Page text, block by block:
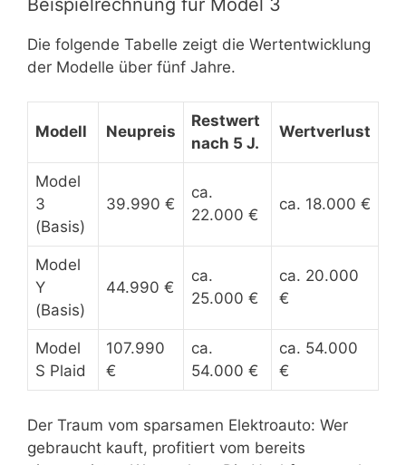
Die folgende Tabelle zeigt die Wertentwicklung
der Modelle über fünf Jahre.
Modell Neupreis
Restwert
nach 5 J.
Wertverlust
Model
3
(Basis)
39.990 €
ca.
22.000 €
ca. 18.000 €
Model
Y
(Basis)
44.990 €
ca.
25.000 €
ca. 20.000
€
Model
S Plaid
107.990
€
ca.
54.000 €
ca. 54.000
€
Der Traum vom sparsamen Elektroauto: Wer
gebraucht kauft, profitiert vom bereits